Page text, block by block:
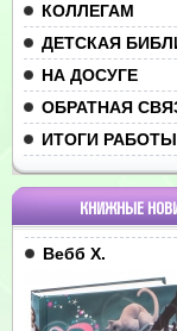
КОЛЛЕГАМ
ДЕТСКАЯ
НА ДОСУГЕ
ОБРАТНАЯ
ИТОГИ РАБОТЫ
КНИЖНЫЕ
Вебб Х.